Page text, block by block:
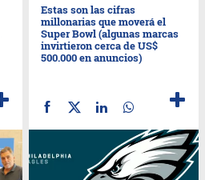
Estas son las cifras
millonarias que moverá el
Super Bowl (algunas marcas
invirtieron cerca de US$
500.000 en anuncios)